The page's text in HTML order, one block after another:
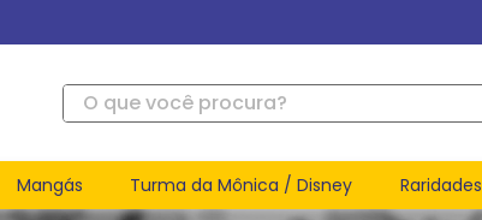
O que você procura?
Mangás Turma da Mônica / Disney Raridades